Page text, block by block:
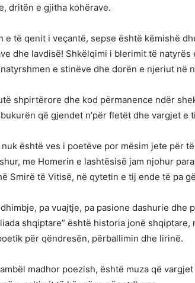
dritën e gjitha kohërave.
e të qenit i veçantë, sepse është këmishë
dhe lavdisë! Shkëlqimi i blerimit të natyrës
e stinëve dhe dorën e njeriut në
shpirtërore dhe kod përmanence ndër
që gjendet n’për fletët dhe vargjet e
është ves i poetëve por mësim jete për
me Homerin e lashtësisë jam njohur
Smirë të Vitisë, në qytetin e tij ende të pa
pa vuajtje, pa pasione dashurie dhe
shqiptare” është historia jonë shqiptare,
për qëndresën, përballimin dhe lirinë.
madhor poezish, është muza që vargjet